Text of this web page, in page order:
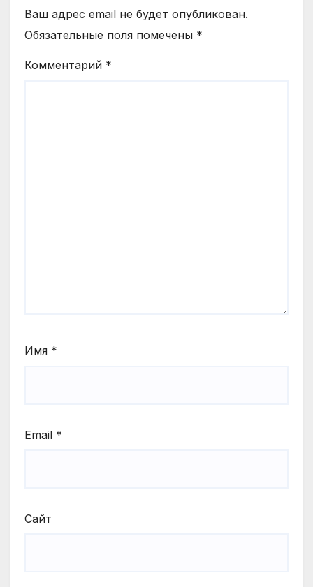
Ваш адрес email не будет опубликован.
Обязательные поля помечены *
Комментарий *
Имя *
Email *
Сайт